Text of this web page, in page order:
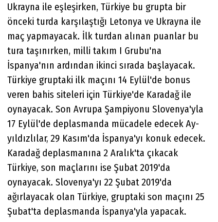
Ukrayna ile eşleşirken, Türkiye bu grupta bir
önceki turda karşılaştığı Letonya ve Ukrayna ile
maç yapmayacak. İlk turdan alınan puanlar bu
tura taşınırken, milli takım I Grubu'na
İspanya'nın ardından ikinci sırada başlayacak.
Türkiye gruptaki ilk maçını 14 Eylül'de bonus
veren bahis siteleri için Türkiye'de Karadağ ile
oynayacak. Son Avrupa Şampiyonu Slovenya'yla
17 Eylül'de deplasmanda mücadele edecek Ay-
yıldızlılar, 29 Kasım'da İspanya'yı konuk edecek.
Karadağ deplasmanına 2 Aralık'ta çıkacak
Türkiye, son maçlarını ise Şubat 2019'da
oynayacak. Slovenya'yı 22 Şubat 2019'da
ağırlayacak olan Türkiye, gruptaki son maçını 25
Şubat'ta deplasmanda İspanya'yla yapacak.